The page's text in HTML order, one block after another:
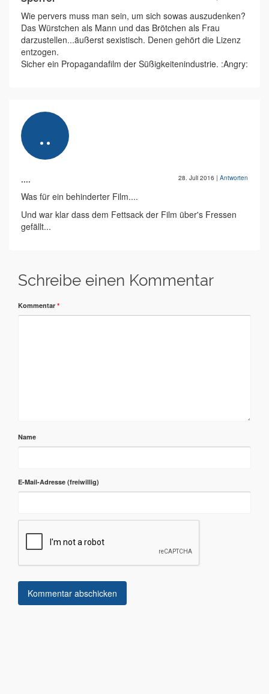
Wie pervers muss man sein, um sich sowas auszudenken?
Das Würstchen als Mann und das Brötchen als Frau
darzustellen...äußerst sexistisch. Denen gehört die Lizenz
entzogen.
Sicher ein Propagandafilm der Süßigkeitenindustrie. :Angry:
.... 28. Juli 2016 | Antworten
Was für ein behinderter Film....
Und war klar dass dem Fettsack der Film über's Fressen
gefällt...
Schreibe einen Kommentar
Kommentar *
Name
E-Mail-Adresse